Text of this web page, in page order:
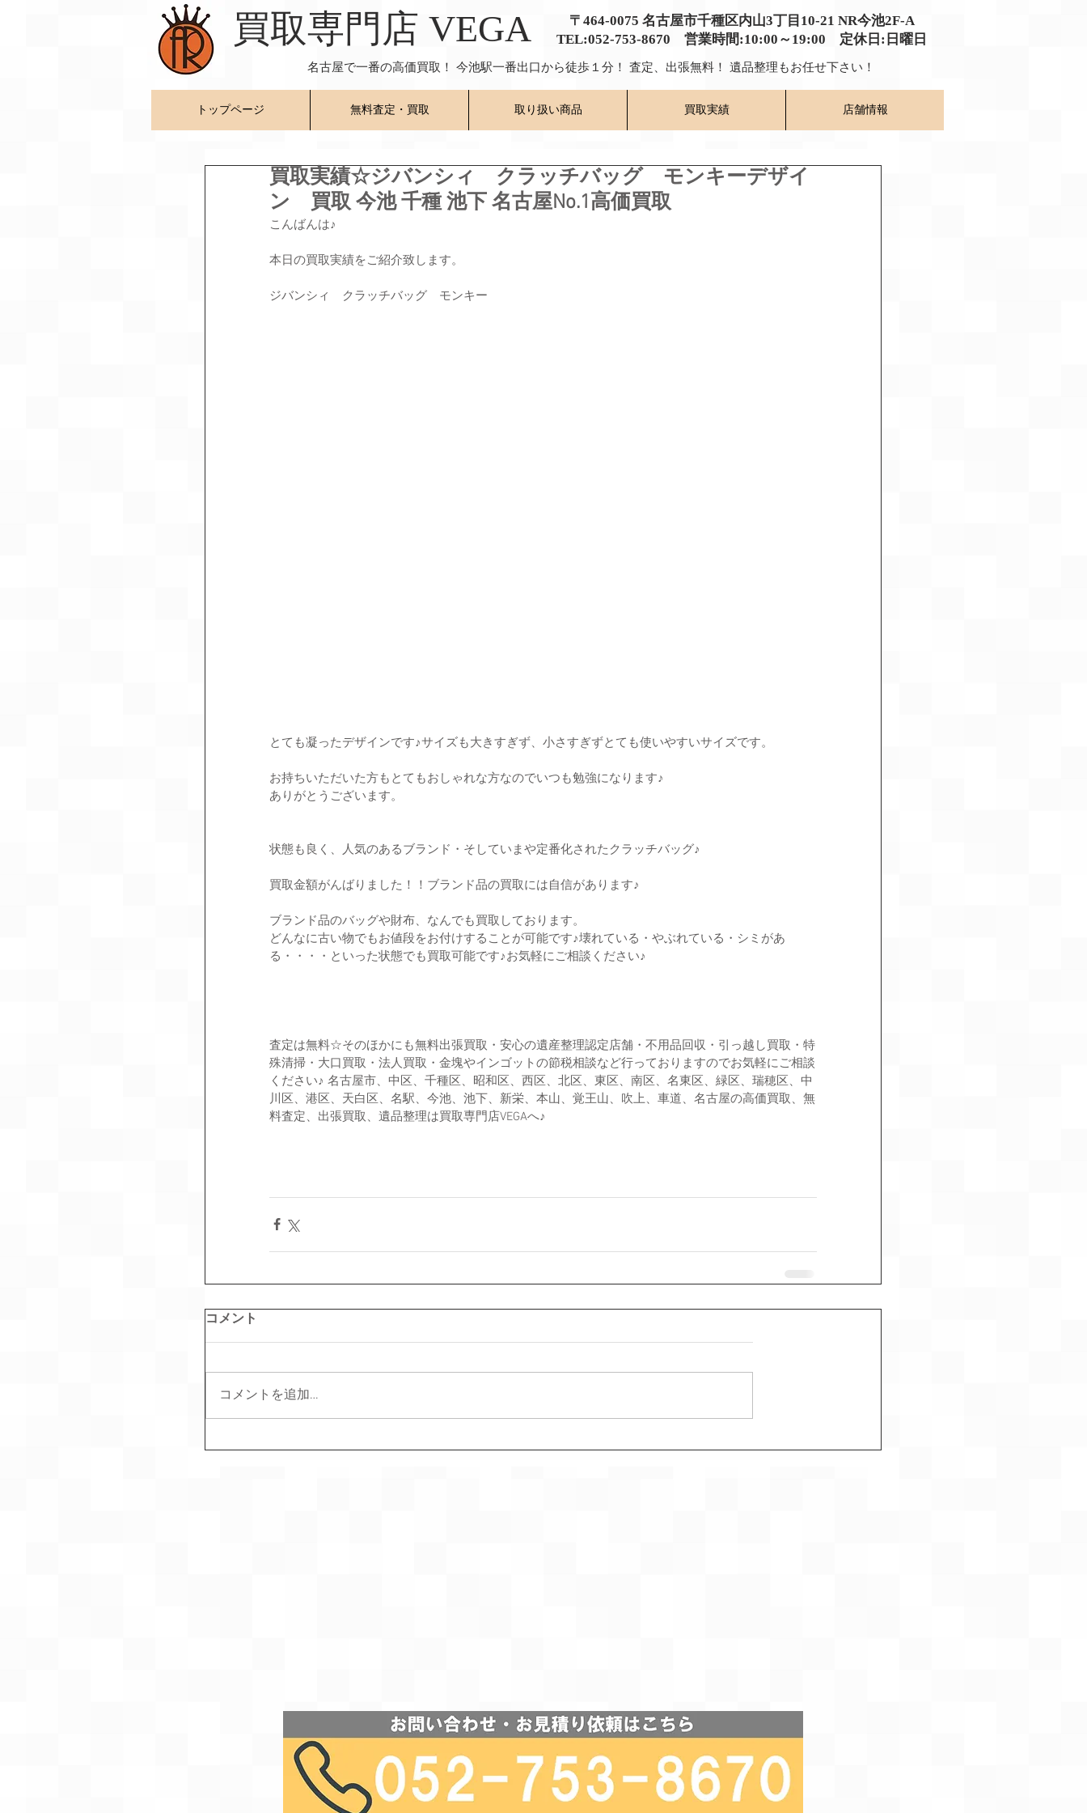
​買取専門店 VEGA 〒464-0075 名古屋市千種区内山3丁目10-21 ​ NR今池2F-A​
TEL:052-753-8670 営業時間:10:00～19:00​ 定休日:日曜日
名古屋で一番の高価買取！ 今池駅一番出口から徒歩１分！ 査定、出張無料！​ 遺品整理もお任せ下さい！
買取実績☆ジバンシィ クラッチバッグ モンキーデザイ
ン 買取 今池 千種 池下 名古屋No.1高価買取
こんばんは♪
本日の買取実績をご紹介致します。
ジバンシィ　クラッチバッグ　モンキー
とても凝ったデザインです♪サイズも大きすぎず、小さすぎずとても使いやすいサイズです。
お持ちいただいた方もとてもおしゃれな方なのでいつも勉強になります♪
ありがとうございます。
状態も良く、人気のあるブランド・そしていまや定番化されたクラッチバッグ♪
買取金額がんばりました！！ブランド品の買取には自信があります♪
ブランド品のバッグや財布、なんでも買取しております。
どんなに古い物でもお値段をお付けすることが可能です♪壊れている・やぶれている・シミがあ
る・・・・といった状態でも買取可能です♪お気軽にご相談ください♪
査定は無料☆そのほかにも無料出張買取・安心の遺産整理認定店舗・不用品回収・引っ越し買取・特
殊清掃・大口買取・法人買取・金塊やインゴットの節税相談など行っておりますのでお気軽にご相談
ください♪ 名古屋市、中区、千種区、昭和区、西区、北区、東区、南区、名東区、緑区、瑞穂区、中
川区、港区、天白区、名駅、今池、池下、新栄、本山、覚王山、吹上、車道、名古屋の高価買取、無
料査定、出張買取、遺品整理は買取専門店VEGAへ♪
コメント
コメントを追加…
トップページ 無料査定・買取 取り扱い商品 買取実績 店舗情報